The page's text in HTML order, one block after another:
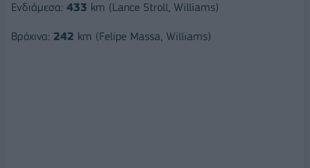
Ενδιάμεσα: 433 km (Lance Stroll, Williams)
Βρόχινα: 242 km (Felipe Massa, Williams)